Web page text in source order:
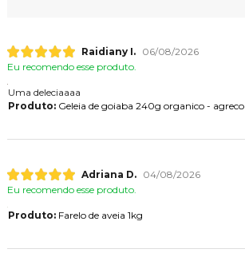
Raidiany I.
06/08/2026
Eu recomendo esse produto.
Uma deleciaaaa
Produto:Geleia de goiaba 240g organico - agreco
Adriana D.
04/08/2026
Eu recomendo esse produto.
Produto:Farelo de aveia 1kg